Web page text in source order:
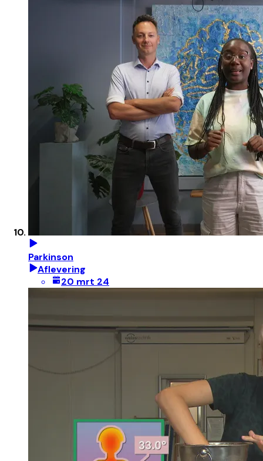
Parkinson
Aflevering
20 mrt 24